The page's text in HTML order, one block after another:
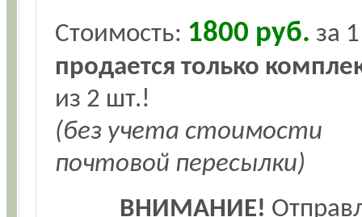
Стоимость: 1800 руб. за
продается только
из 2 шт.!
(без учета стоимости
почтовой пересылки)
ВНИМАНИЕ!